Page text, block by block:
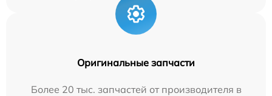
Оригинальные запчасти
Более 20 тыс. запчастей от производителя в